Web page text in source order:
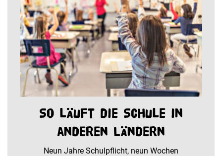
So läuft die Schule in
anderen Ländern
Neun Jahre Schulpflicht, neun Wochen